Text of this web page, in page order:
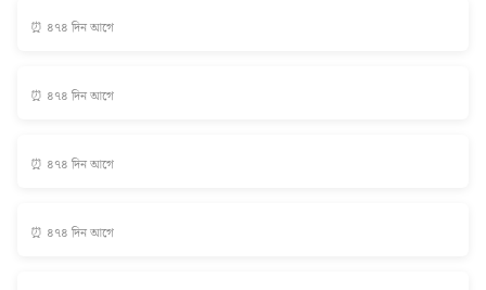
⏰ ৪৭৪ দিন আগে
⏰ ৪৭৪ দিন আগে
⏰ ৪৭৪ দিন আগে
⏰ ৪৭৪ দিন আগে